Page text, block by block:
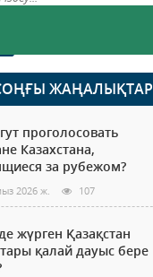
ЖАҢАЛЫҚТАР
проголосовать
Казахстана,
за рубежом?
2026 ж. 107
жүрген Қазақстан
қалай дауыс бере